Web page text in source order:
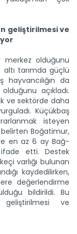
geliştirilmesi ve
merkez olduğunu
tarımda güçlü
da
açıkladı.
ve sektörde daha
Küçükbaş
isteyen
Boğatimur,
en az 6 ay Bağ-
etti. Destek
varlığı bulunan
kaydedilirken,
değerlendirme
bildirildi. Bu
geliştirilmesi ve